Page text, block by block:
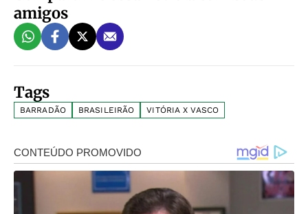
amigos
Tags
BARRADÃO BRASILEIRÃO VITÓRIA X VASCO